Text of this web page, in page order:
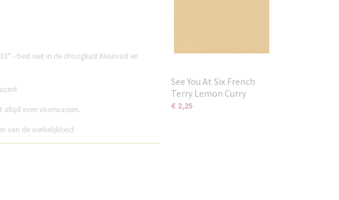
- best niet in de droogkast Kleurvast en
altijd even voorwassen.
van de werkelijkheid.
See You At Six French
Terry Lemon Curry
€ 2,25